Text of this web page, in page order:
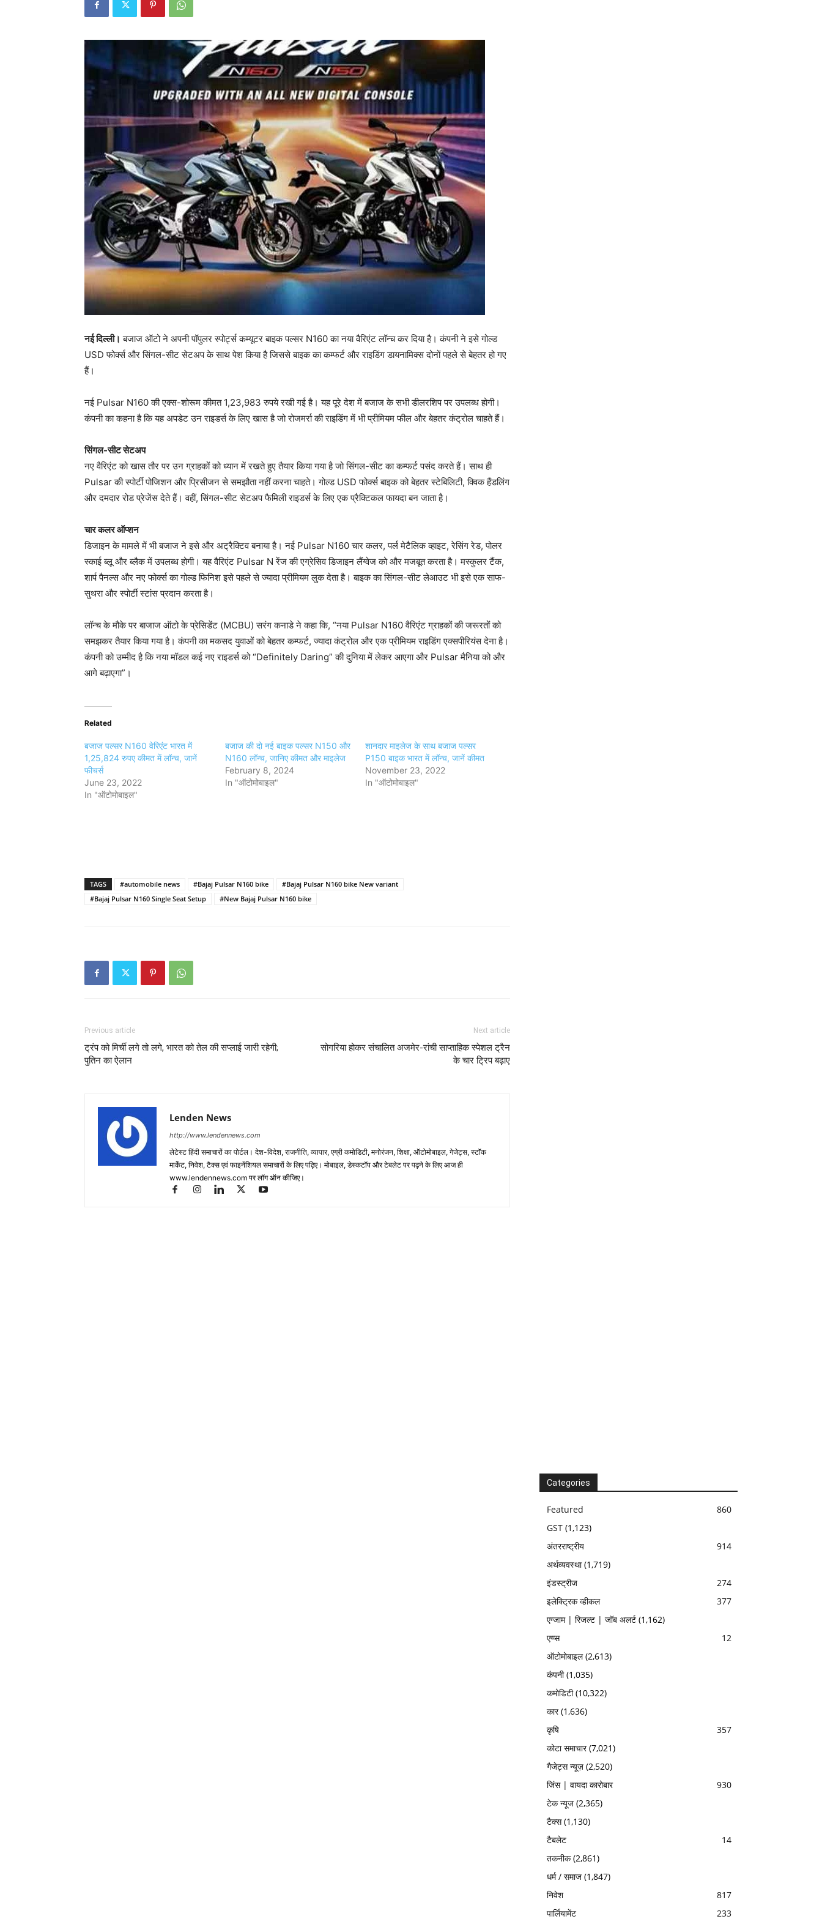
नई दिल्ली। बजाज ऑटो ने अपनी पॉपुलर स्पोर्ट्स कम्यूटर बाइक पल्सर N160 का नया वैरिएंट लॉन्च कर दिया है। कंपनी ने इसे गोल्ड
USD फोर्क्स और सिंगल-सीट सेटअप के साथ पेश किया है जिससे बाइक का कम्फर्ट और राइडिंग डायनामिक्स दोनों पहले से बेहतर हो गए
हैं।
नई Pulsar N160 की एक्स-शोरूम कीमत 1,23,983 रुपये रखी गई है। यह पूरे देश में बजाज के सभी डीलरशिप पर उपलब्ध होगी।
कंपनी का कहना है कि यह अपडेट उन राइडर्स के लिए खास है जो रोजमर्रा की राइडिंग में भी प्रीमियम फील और बेहतर कंट्रोल चाहते हैं।
सिंगल-सीट सेटअप
नए वैरिएंट को खास तौर पर उन ग्राहकों को ध्यान में रखते हुए तैयार किया गया है जो सिंगल-सीट का कम्फर्ट पसंद करते हैं। साथ ही
Pulsar की स्पोर्टी पोजिशन और प्रिसीजन से समझौता नहीं करना चाहते। गोल्ड USD फोर्क्स बाइक को बेहतर स्टेबिलिटी, क्विक हैंडलिंग
और दमदार रोड प्रेजेंस देते हैं। वहीं, सिंगल-सीट सेटअप फैमिली राइडर्स के लिए एक प्रैक्टिकल फायदा बन जाता है।
चार कलर ऑप्शन
डिजाइन के मामले में भी बजाज ने इसे और अट्रैक्टिव बनाया है। नई Pulsar N160 चार कलर, पर्ल मेटैलिक व्हाइट, रेसिंग रेड, पोलर
स्काई ब्लू और ब्लैक में उपलब्ध होगी। यह वैरिएंट Pulsar N रेंज की एग्रेसिव डिजाइन लैंग्वेज को और मजबूत करता है। मस्कुलर टैंक,
शार्प पैनल्स और नए फोर्क्स का गोल्ड फिनिश इसे पहले से ज्यादा प्रीमियम लुक देता है। बाइक का सिंगल-सीट लेआउट भी इसे एक साफ-
सुथरा और स्पोर्टी स्टांस प्रदान करता है।
लॉन्च के मौके पर बाजाज ऑटो के प्रेसिडेंट (MCBU) सरंग कनाडे ने कहा कि, “नया Pulsar N160 वैरिएंट ग्राहकों की जरूरतों को
समझकर तैयार किया गया है। कंपनी का मकसद युवाओं को बेहतर कम्फर्ट, ज्यादा कंट्रोल और एक प्रीमियम राइडिंग एक्सपीरियंस देना है।
कंपनी को उम्मीद है कि नया मॉडल कई नए राइडर्स को “Definitely Daring” की दुनिया में लेकर आएगा और Pulsar मैनिया को और
आगे बढ़ाएगा”।
Related
बजाज पल्सर N160 वेरिएंट भारत में
1,25,824 रुपए कीमत में लॉन्च, जानें
फीचर्स
June 23, 2022
In "ऑटोमोबाइल"
बजाज की दो नई बाइक पल्सर N150 और
N160 लॉन्च, जानिए कीमत और माइलेज
February 8, 2024
In "ऑटोमोबाइल"
शानदार माइलेज के साथ बजाज पल्सर
P150 बाइक भारत में लॉन्च, जानें कीमत
November 23, 2022
In "ऑटोमोबाइल"
TAGS #automobile news #Bajaj Pulsar N160 bike
#Bajaj Pulsar N160 bike New variant
#Bajaj Pulsar N160 Single Seat Setup
#New Bajaj Pulsar N160 bike
Previous article
ट्रंप को मिर्ची लगे तो लगे, भारत को तेल की सप्लाई जारी रहेगी;
पुतिन का ऐलान
Next article
सोगरिया होकर संचालित अजमेर-रांची साप्ताहिक स्पेशल ट्रैन
के चार ट्रिप बढ़ाए
Lenden News
http://www.lendennews.com
लेटेस्ट हिंदी समाचारों का पोर्टल। देश-विदेश, राजनीति, व्यापार, एग्री कमोडिटी, मनोरंजन, शिक्षा, ऑटोमोबाइल, गेजेट्स, स्टॉक
मार्केट, निवेश, टैक्स एवं फाइनेंशियल समाचारों के लिए पढ़िए। मोबाइल, डेस्कटॉप और टेबलेट पर पढ़ने के लिए आज ही
www.lendennews.com पर लॉग ऑन कीजिए।
Categories
Featured
860
GST (1,123)
अंतरराष्ट्रीय
914
अर्थव्यवस्था(1,719)
इंडस्ट्रीज
274
इलेक्ट्रिक व्हीकल
377
एग्जाम | रिजल्ट | जॉब अलर्ट (1,162)
एप्प्स
12
ऑटोमोबाइल(2,613)
कंपनी(1,035)
कमोडिटी(10,322)
कार(1,636)
कृषि
357
कोटा समाचार(7,021)
गैजेट्स न्यूज़ (2,520)
जिंस | वायदा कारोबार
930
टेक न्यूज (2,365)
टैक्स(1,130)
टैबलेट
14
तकनीक(2,861)
धर्म / समाज (1,847)
निवेश
817
पार्लियामेंट
233